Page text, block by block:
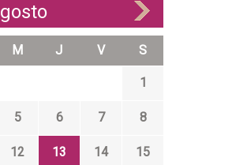
M J V S
1
5 6 7 8
12 13 14 15